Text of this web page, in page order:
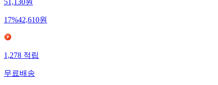
51,130원
17%42,610원
1,278적립
무료배송